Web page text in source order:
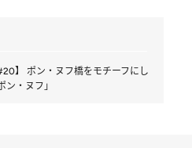
】 ポン・ヌフ橋をモチーフにし
ン・ヌフ」